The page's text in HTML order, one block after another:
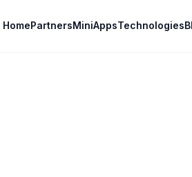
HomePartnersMiniAppsTechnologies